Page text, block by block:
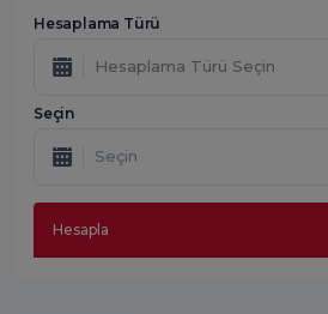
Hesaplama Türü
Hesaplama Türü Seçin
Seçin
Hesapla